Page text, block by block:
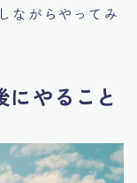
ながらやってみ
にやること